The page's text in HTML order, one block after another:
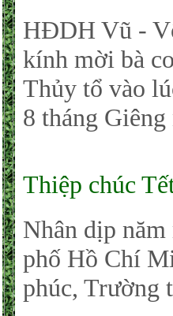
HĐDH Vũ -
kính mời bà
Thủy tổ vào
8 tháng
Thiệp chúc
Nhân dịp
phố Hồ Chí
phúc, Trường